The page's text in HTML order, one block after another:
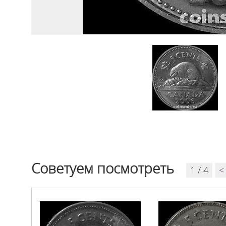
Советуем посмотреть 1 / 4 <